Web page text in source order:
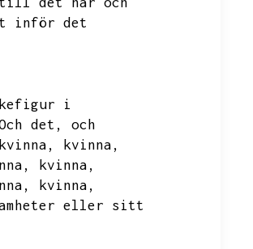
inför det
i
det,
och
kvinna,
kvinna,
kvinna,
kvinna,
eller sitt